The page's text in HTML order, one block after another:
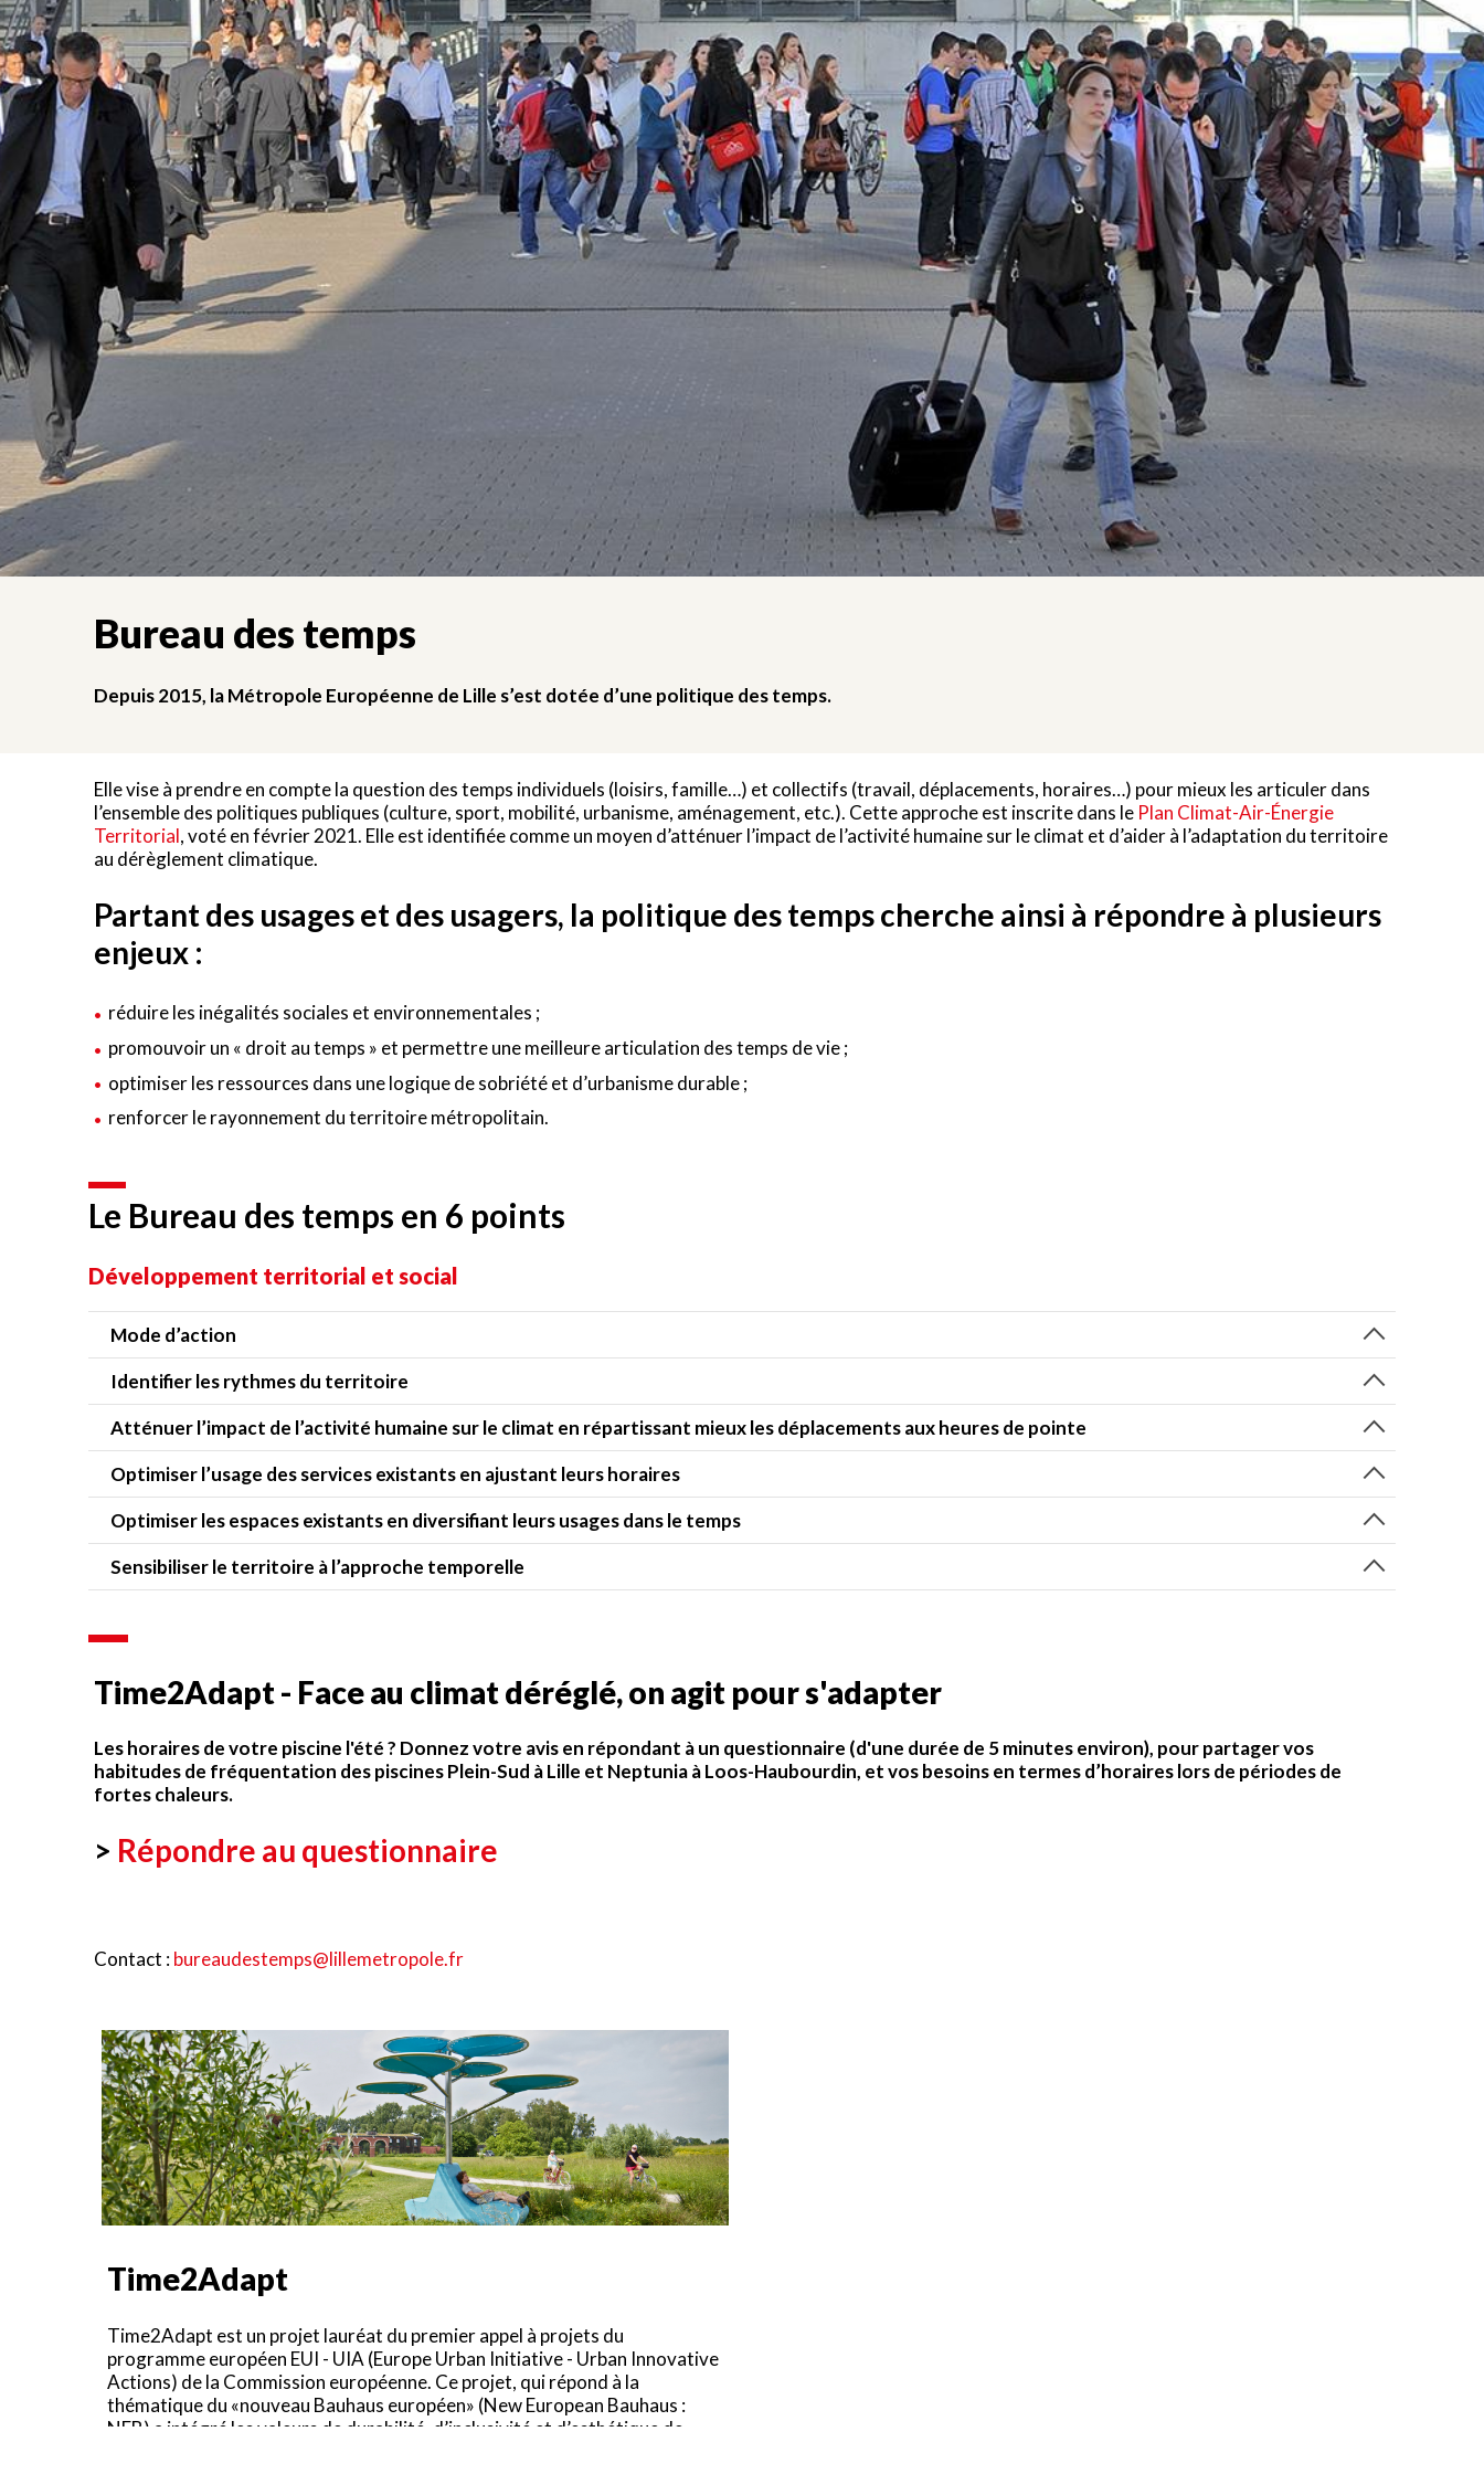
Bureau des temps
Depuis 2015, la Métropole Européenne de Lille s’est dotée d’une politique des temps.
Elle vise à prendre en compte la question des temps individuels (loisirs, famille…) et collectifs (travail, déplacements, horaires…) pour mieux les articuler dans
l’ensemble des politiques publiques (culture, sport, mobilité, urbanisme, aménagement, etc.). Cette approche est inscrite dans le Plan Climat-Air-Énergie
Territorial, voté en février 2021. Elle est identifiée comme un moyen d’atténuer l’impact de l’activité humaine sur le climat et d’aider à l’adaptation du territoire
au dérèglement climatique.
Partant des usages et des usagers, la politique des temps cherche ainsi à répondre à plusieurs
enjeux :
réduire les inégalités sociales et environnementales ;
promouvoir un « droit au temps » et permettre une meilleure articulation des temps de vie ;
optimiser les ressources dans une logique de sobriété et d’urbanisme durable ;
renforcer le rayonnement du territoire métropolitain.
Le Bureau des temps en 6 points
Développement territorial et social
Mode d’action
Identifier les rythmes du territoire
Atténuer l’impact de l’activité humaine sur le climat en répartissant mieux les déplacements aux heures de pointe
Optimiser l’usage des services existants en ajustant leurs horaires
Optimiser les espaces existants en diversifiant leurs usages dans le temps
Sensibiliser le territoire à l’approche temporelle
Time2Adapt - Face au climat déréglé, on agit pour s'adapter
Les horaires de votre piscine l'été ? Donnez votre avis en répondant à un questionnaire (d'une durée de 5 minutes environ), pour partager vos
habitudes de fréquentation des piscines Plein-Sud à Lille et Neptunia à Loos-Haubourdin, et vos besoins en termes d’horaires lors de périodes de
fortes chaleurs.
> Répondre au questionnaire
Contact :bureaudestemps@lillemetropole.fr
Time2Adapt
Time2Adapt est un projet lauréat du premier appel à projets du
programme européen EUI - UIA (Europe Urban Initiative - Urban Innovative
Actions) de la Commission européenne. Ce projet, qui répond à la
thématique du «nouveau Bauhaus européen» (New European Bauhaus :
NEB) a intégré les valeurs de durabilité, d’inclusivité et d’esthétique de